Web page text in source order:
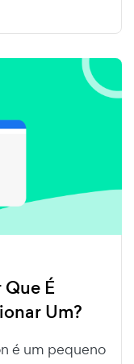
É
Um?
é um pequeno